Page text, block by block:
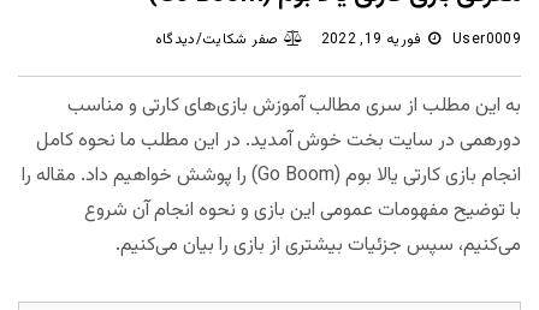
User0009 فوریه 19, 2022 صفر شکایت/دیدگاه
به این مطلب از سری مطالب آموزش بازی‌های کارتی و مناسب
دورهمی در سایت بخت خوش آمدید. در این مطلب ما نحوه کامل
انجام بازی کارتی یالا بوم (Go Boom) را پوشش خواهیم داد. مقاله را
با توضیح مفهومات عمومی این بازی و نحوه انجام آن شروع
می‌کنیم، سپس جزئیات بیشتری از بازی را بیان می‌کنیم.